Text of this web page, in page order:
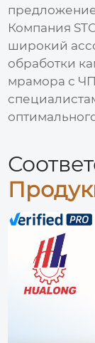
Компания
широкий
обработки
мрамора с